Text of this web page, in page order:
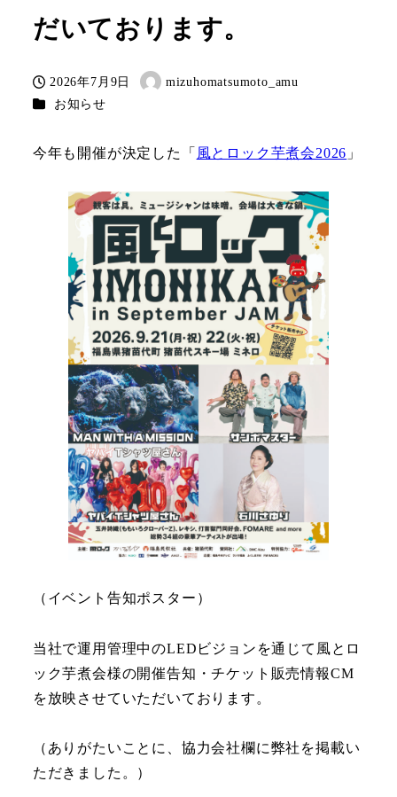
だいております。
投稿日
2026年7月9日
著
mizuhomatsumoto_amu
カテゴリー
お知らせ
今年も開催が決定した「 風とロック芋煮会2026 」
（イベント告知ポスター）
当社で運用管理中のLEDビジョンを通じて風とロ
ック芋煮会様の開催告知・チケット販売情報CM
を放映させていただいております。
（ありがたいことに、協力会社欄に弊社を掲載い
ただきました。）